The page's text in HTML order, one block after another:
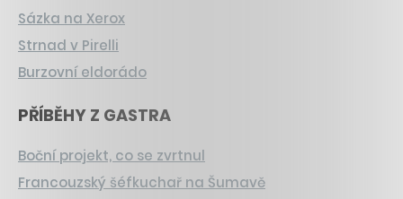
Sázka na Xerox
Strnad v Pirelli
Burzovní eldorádo
PŘÍBĚHY Z GASTRA
Boční projekt, co se zvrtnul
Francouzský šéfkuchař na Šumavě